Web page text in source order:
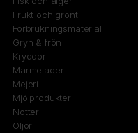
Frukt och grönt
Förbrukningsmaterial
Gryn & frön
Kryddor
Marmelader
Mejeri
Mjölprodukter
Nötter
Oljor